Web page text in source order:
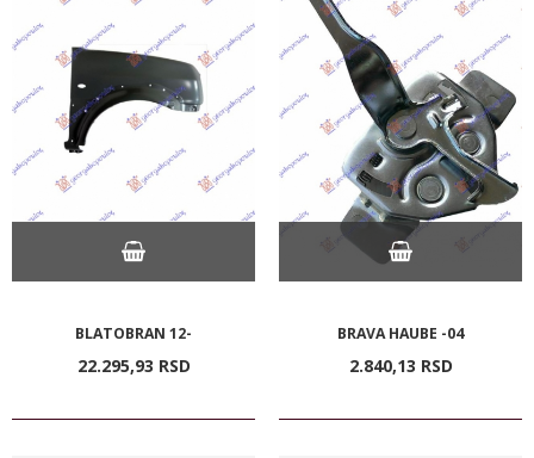
BLATOBRAN 12-
22.295,93 RSD
BRAVA HAUBE -04
2.840,13 RSD